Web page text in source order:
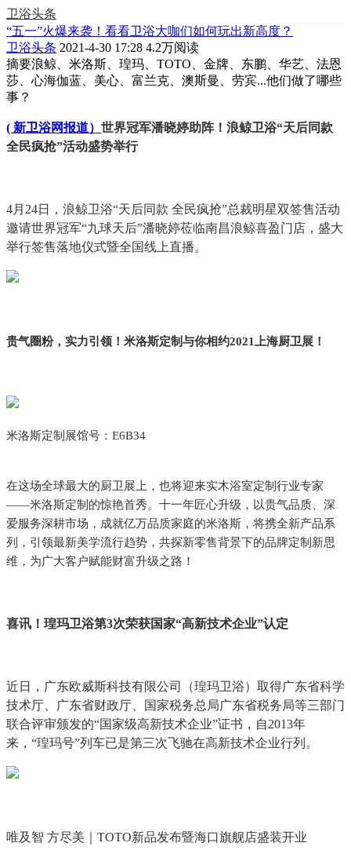
卫浴头条
“五一”火爆来袭！看看卫浴大咖们如何玩出新高度？
卫浴头条 2021-4-30 17:28 4.2万阅读
摘要浪鲸、米洛斯、瑝玛、TOTO、金牌、东鹏、华艺、法恩
莎、心海伽蓝、美心、富兰克、澳斯曼、劳宾...他们做了哪些
事？
( 新卫浴网报道） 世界冠军潘晓婷助阵！浪鲸卫浴“天后同款
全民疯抢”活动盛势举行
4月24日，浪鲸卫浴“天后同款 全民疯抢”总裁明星双签售活动
邀请世界冠军“九球天后”潘晓婷莅临南昌浪鲸喜盈门店，盛大
举行签售落地仪式暨全国线上直播。
贵气圈粉，实力引领！米洛斯定制与你相约2021上海厨卫展！
米洛斯定制展馆号：E6B34
在这场全球最大的厨卫展上，也将迎来实木浴室定制行业专家
——米洛斯定制的惊艳首秀。十一年匠心升级，以贵气品质、深
爱服务深耕市场，成就亿万品质家庭的米洛斯，将携全新产品系
列，引领最新美学流行趋势，共探新零售背景下的品牌定制新思
维，为广大客户赋能财富升级之路！
喜讯！瑝玛卫浴第3次荣获国家“高新技术企业”认定
近日，广东欧威斯科技有限公司（瑝玛卫浴）取得广东省科学
技术厅、广东省财政厅、国家税务总局广东省税务局等三部门
联合评审颁发的“国家级高新技术企业”证书，自2013年
来，“瑝玛号”列车已是第三次飞驰在高新技术企业行列。
唯及智 方尽美｜TOTO新品发布暨海口旗舰店盛装开业